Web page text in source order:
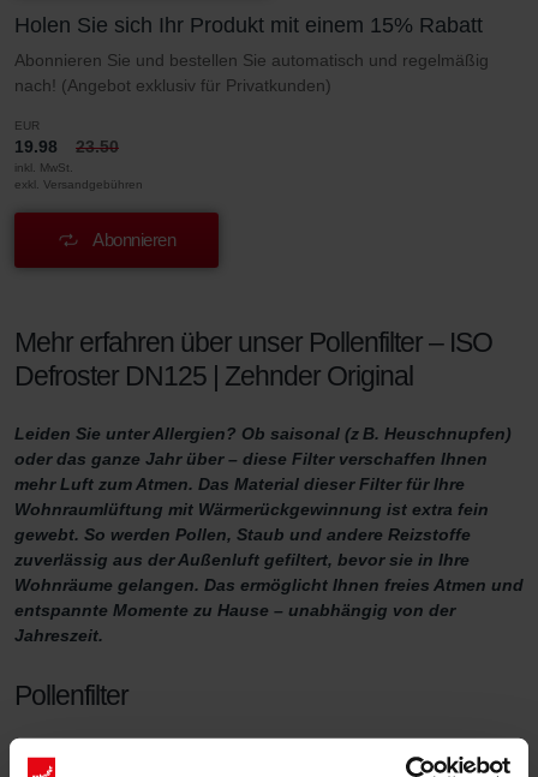
Holen Sie sich Ihr Produkt mit einem 15% Rabatt
Abonnieren Sie und bestellen Sie automatisch und regelmäßig
nach! (Angebot exklusiv für Privatkunden)
EUR
19.98 23.50
inkl. MwSt.
exkl. Versandgebühren
Abonnieren
Mehr erfahren über unser Pollenfilter – ISO
Defroster DN125 | Zehnder Original
Leiden Sie unter Allergien? Ob saisonal (z B. Heuschnupfen)
oder das ganze Jahr über – diese Filter verschaffen Ihnen
mehr Luft zum Atmen. Das Material dieser Filter für Ihre
Wohnraumlüftung mit Wärmerückgewinnung ist extra fein
gewebt. So werden Pollen, Staub und andere Reizstoffe
zuverlässig aus der Außenluft gefiltert, bevor sie in Ihre
Wohnräume gelangen. Das ermöglicht Ihnen freies Atmen und
entspannte Momente zu Hause – unabhängig von der
Jahreszeit.
Pollenfilter